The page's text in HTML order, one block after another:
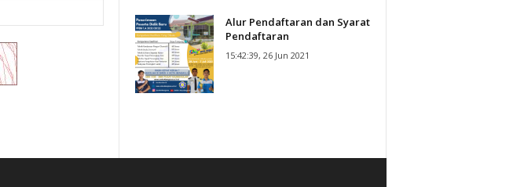
Alur Pendaftaran dan Syarat
Pendaftaran
15:42:39, 26 Jun 2021